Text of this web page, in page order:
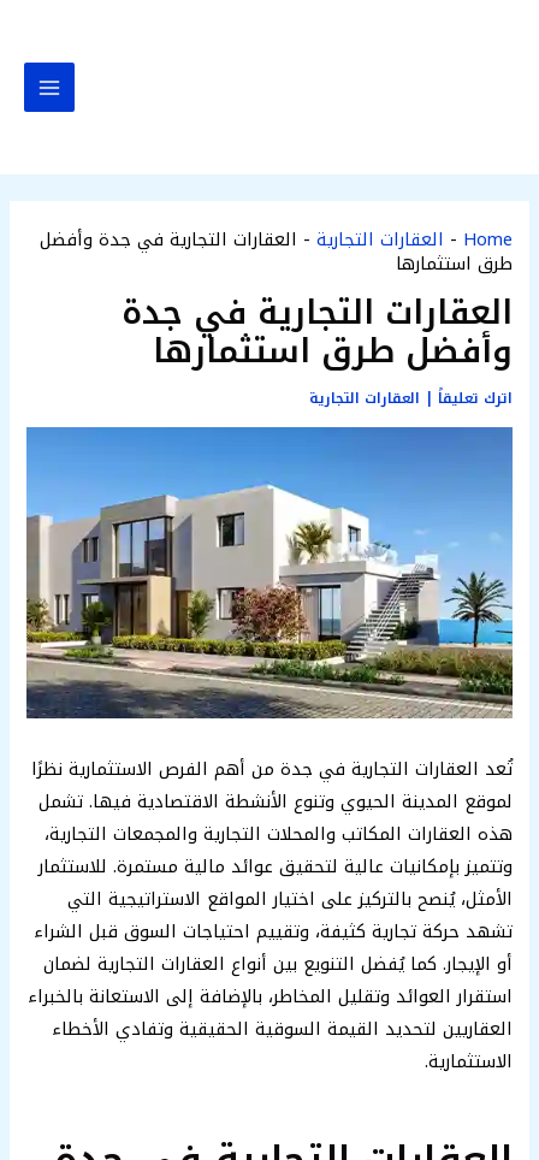
Home
- العقارات التجارية - العقارات التجارية في جدة وأفضل
طرق استثمارها
العقارات التجارية في جدة
وأفضل طرق استثمارها
اترك تعليقاً | العقارات التجارية
تُعد العقارات التجارية في جدة من أهم الفرص الاستثمارية نظرًا
لموقع المدينة الحيوي وتنوع الأنشطة الاقتصادية فيها. تشمل
هذه العقارات المكاتب والمحلات التجارية والمجمعات التجارية،
وتتميز بإمكانيات عالية لتحقيق عوائد مالية مستمرة. للاستثمار
الأمثل، يُنصح بالتركيز على اختيار المواقع الاستراتيجية التي
تشهد حركة تجارية كثيفة، وتقييم احتياجات السوق قبل الشراء
أو الإيجار. كما يُفضل التنويع بين أنواع العقارات التجارية لضمان
استقرار العوائد وتقليل المخاطر، بالإضافة إلى الاستعانة بالخبراء
العقاريين لتحديد القيمة السوقية الحقيقية وتفادي الأخطاء
الاستثمارية.